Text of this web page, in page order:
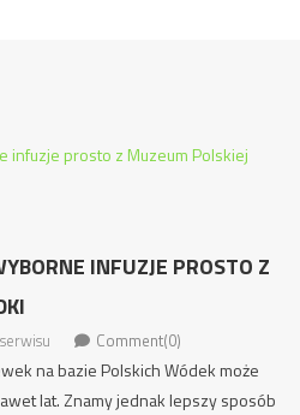
INFUZJE PROSTO Z
Comment(0)
na bazie Polskich Wódek może
lat. Znamy jednak lepszy sposób